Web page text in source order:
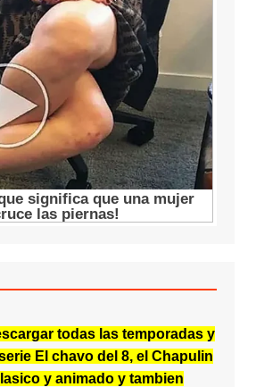
todas las temporadas y
El chavo del 8, el Chapulin
y animado y tambien